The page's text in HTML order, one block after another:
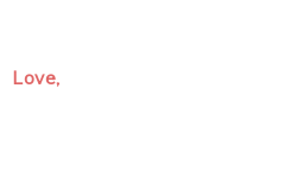
Love,